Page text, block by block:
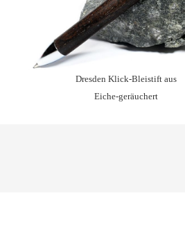
Dresden Klick-Bleistift aus
Eiche-geräuchert